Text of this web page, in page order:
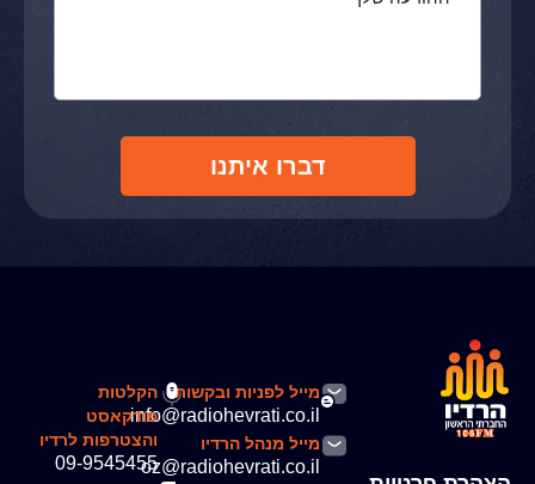
דברו איתנו
info@radiohevrati.co.il
מייל לפניות ובקשות
oz@radiohevrati.co.il
מייל מנהל הרדיו
09-9545455
הקלטות
פודקאסט
והצטרפות לרדיו